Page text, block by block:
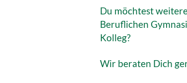
Du möchtest
Beruflichen
Kolleg?
Wir beraten Dich